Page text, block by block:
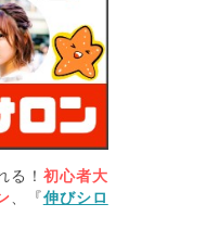
る！ 初心者大
、『伸びシロ